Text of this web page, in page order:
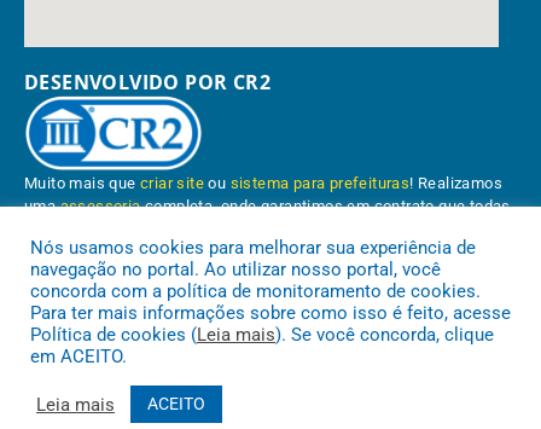
DESENVOLVIDO POR CR2
Muito mais quecriar site ou sistema para prefeituras! Realizamos
umaassessoriacompleta, onde garantimos em contrato que todas
Conheça oPNTP e oRadar da Transparência Pública
Nós usamos cookies para melhorar sua experiência de
navegação no portal. Ao utilizar nosso portal, você
concorda com a política de monitoramento de cookies.
Para ter mais informações sobre como isso é feito, acesse
Política de cookies (Leia mais). Se você concorda, clique
em ACEITO.
Leia mais ACEITO